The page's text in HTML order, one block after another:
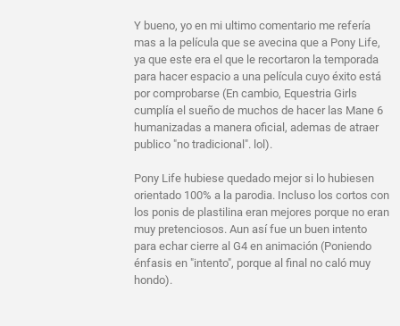
Y bueno, yo en mi ultimo comentario me refería
mas a la película que se avecina que a Pony Life,
ya que este era el que le recortaron la temporada
para hacer espacio a una película cuyo éxito está
por comprobarse (En cambio, Equestria Girls
cumplía el sueño de muchos de hacer las Mane 6
humanizadas a manera oficial, ademas de atraer
publico "no tradicional". lol).
Pony Life hubiese quedado mejor si lo hubiesen
orientado 100% a la parodia. Incluso los cortos con
los ponis de plastilina eran mejores porque no eran
muy pretenciosos. Aun así fue un buen intento
para echar cierre al G4 en animación (Poniendo
énfasis en "intento", porque al final no caló muy
hondo).